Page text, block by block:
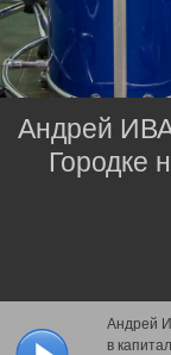
Андрей
в
Андрей
Городке